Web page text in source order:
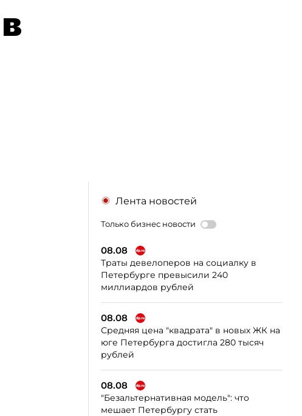
Лента новостей
Только бизнес новости
08.08
Траты девелоперов на социалку в
Петербурге превысили 240
миллиардов рублей
08.08
Средняя цена "квадрата" в новых ЖК на
юге Петербурга достигла 280 тысяч
рублей
08.08
"Безальтернативная модель": что
мешает Петербургу стать